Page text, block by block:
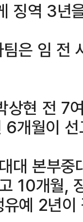
징역 3년
은 임 전
상현 전 7
6개월이
대 본부
10개월,
예 2년이